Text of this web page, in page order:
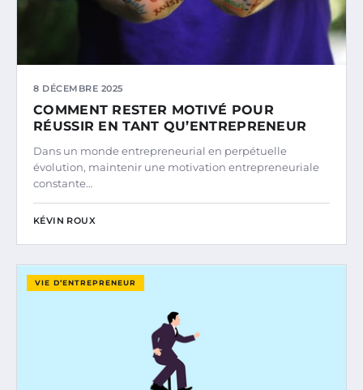
8 DÉCEMBRE 2025
COMMENT RESTER MOTIVÉ POUR
RÉUSSIR EN TANT QU’ENTREPRENEUR
Dans un monde entrepreneurial en perpétuelle
évolution, maintenir une motivation entrepreneuriale
constante…
KÉVIN ROUX
VIE D’ENTREPRENEUR